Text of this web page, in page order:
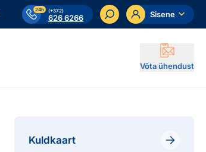
24h (+372)
626 6266 Sisene
Võta ühendust
Kuldkaart